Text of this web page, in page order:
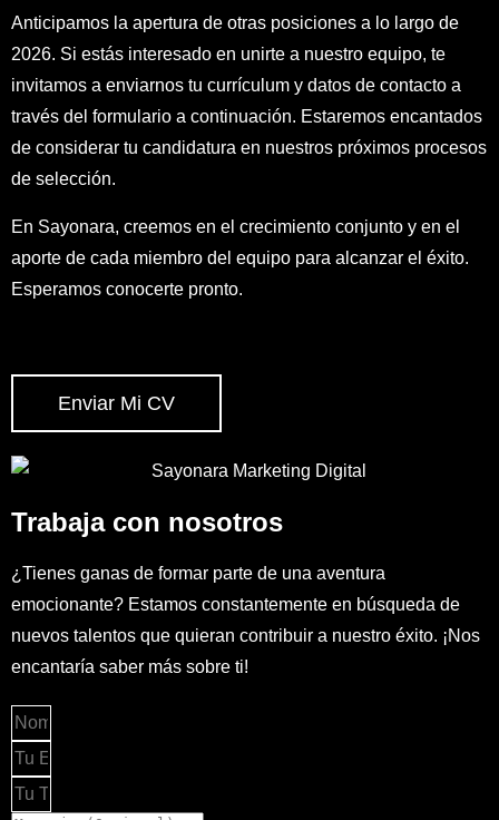
Anticipamos la apertura de otras posiciones a lo largo de
2026. Si estás interesado en unirte a nuestro equipo, te
invitamos a enviarnos tu currículum y datos de contacto a
través del formulario a continuación. Estaremos encantados
de considerar tu candidatura en nuestros próximos procesos
de selección.
En Sayonara, creemos en el crecimiento conjunto y en el
aporte de cada miembro del equipo para alcanzar el éxito.
Esperamos conocerte pronto.
Enviar Mi CV
Trabaja con nosotros
¿Tienes ganas de formar parte de una aventura
emocionante? Estamos constantemente en búsqueda de
nuevos talentos que quieran contribuir a nuestro éxito. ¡Nos
encantaría saber más sobre ti!